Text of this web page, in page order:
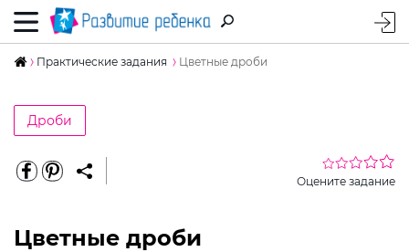
Практические задания Цветные дроби
Дроби
Оцените задание
Цветные дроби